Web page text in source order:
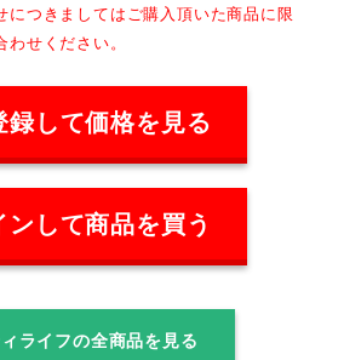
につきましてはご購入頂いた商品に限
せください。
録して価格を見る
ンして商品を買う
ライフの全商品を見る